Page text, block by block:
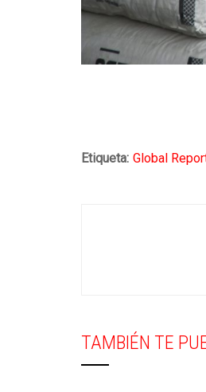
Etiqueta: Global
TAMBIÉN TE